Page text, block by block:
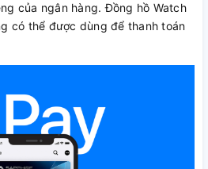
của ngân hàng. Đồng hồ Watch
có thể được dùng để thanh toán